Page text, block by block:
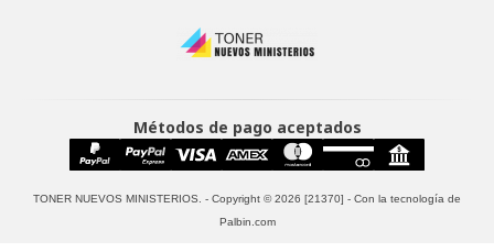
Métodos de pago aceptados
TONER NUEVOS MINISTERIOS. - Copyright © 2026 [21370] - Con la tecnología de
Palbin.com